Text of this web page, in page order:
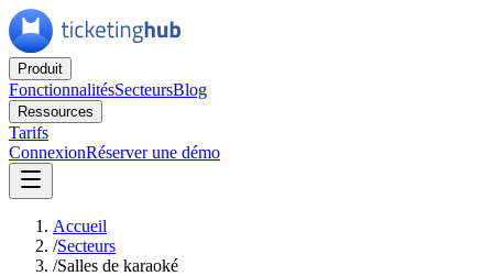
Produit
FonctionnalitésSecteursBlog
Ressources
Tarifs
ConnexionRéserver une démo
Accueil
/Secteurs
/Salles de karaoké